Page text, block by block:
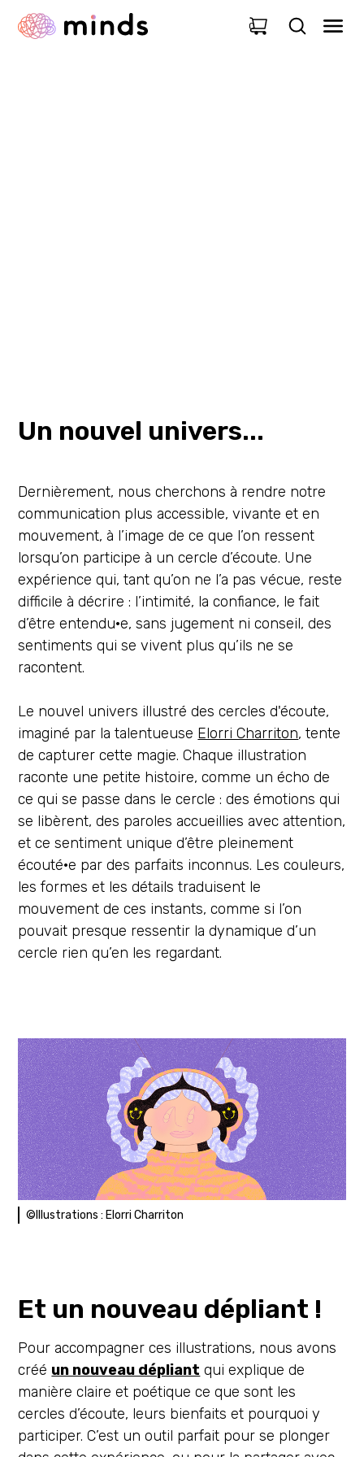
0
Un nouvel univers...
Dernièrement, nous cherchons à rendre notre
communication plus accessible, vivante et en
mouvement, à l’image de ce que l’on ressent
lorsqu’on participe à un cercle d’écoute. Une
expérience qui, tant qu’on ne l’a pas vécue, reste
difficile à décrire : l’intimité, la confiance, le fait
d’être entendu·e, sans jugement ni conseil, des
sentiments qui se vivent plus qu’ils ne se
racontent.
Le nouvel univers illustré des cercles d'écoute,
imaginé par la talentueuse Elorri Charriton, tente
de capturer cette magie. Chaque illustration
raconte une petite histoire, comme un écho de
ce qui se passe dans le cercle : des émotions qui
se libèrent, des paroles accueillies avec attention,
et ce sentiment unique d’être pleinement
écouté·e par des parfaits inconnus. Les couleurs,
les formes et les détails traduisent le
mouvement de ces instants, comme si l’on
pouvait presque ressentir la dynamique d’un
cercle rien qu’en les regardant.
©Illustrations : Elorri Charriton
Et un nouveau dépliant !
Pour accompagner ces illustrations, nous avons
créé un nouveau dépliant qui explique de
manière claire et poétique ce que sont les
cercles d’écoute, leurs bienfaits et pourquoi y
participer. C’est un outil parfait pour se plonger